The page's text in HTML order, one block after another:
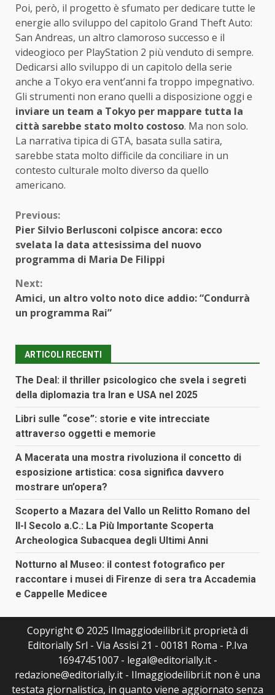
Poi, però, il progetto è sfumato per dedicare tutte le
energie allo sviluppo del capitolo Grand Theft Auto:
San Andreas, un altro clamoroso successo e il
videogioco per PlayStation 2 più venduto di sempre.
Dedicarsi allo sviluppo di un capitolo della serie
anche a Tokyo era vent’anni fa troppo impegnativo.
Gli strumenti non erano quelli a disposizione oggi e
inviare un team a Tokyo per mappare tutta la
città sarebbe stato molto costoso. Ma non solo.
La narrativa tipica di GTA, basata sulla satira,
sarebbe stata molto difficile da conciliare in un
contesto culturale molto diverso da quello
americano.
Continue
Reading
Previous:
Pier Silvio Berlusconi colpisce ancora: ecco
svelata la data attesissima del nuovo
programma di Maria De Filippi
Next:
Amici, un altro volto noto dice addio: “Condurrà
un programma Rai”
ARTICOLI RECENTI
The Deal: il thriller psicologico che svela i segreti
della diplomazia tra Iran e USA nel 2025
Libri sulle “cose”: storie e vite intrecciate
attraverso oggetti e memorie
A Macerata una mostra rivoluziona il concetto di
esposizione artistica: cosa significa davvero
mostrare un’opera?
Scoperto a Mazara del Vallo un Relitto Romano del
II-I Secolo a.C.: La Più Importante Scoperta
Archeologica Subacquea degli Ultimi Anni
Notturno al Museo: il contest fotografico per
raccontare i musei di Firenze di sera tra Accademia
e Cappelle Medicee
Copyright © 2025 Ilmaggiodeilibri.it proprietà di
Editorially Srl - Via Assisi 21 - 00181 Roma - P.Iva
16947451007 - legal@editorially.it -
redazione@editorially.it - Ilmaggiodeilibri.it non è una
testata giornalistica, in quanto viene aggiornato senza